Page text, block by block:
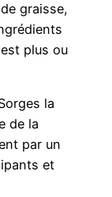
graisse,
plus ou
la
de la
par un
et